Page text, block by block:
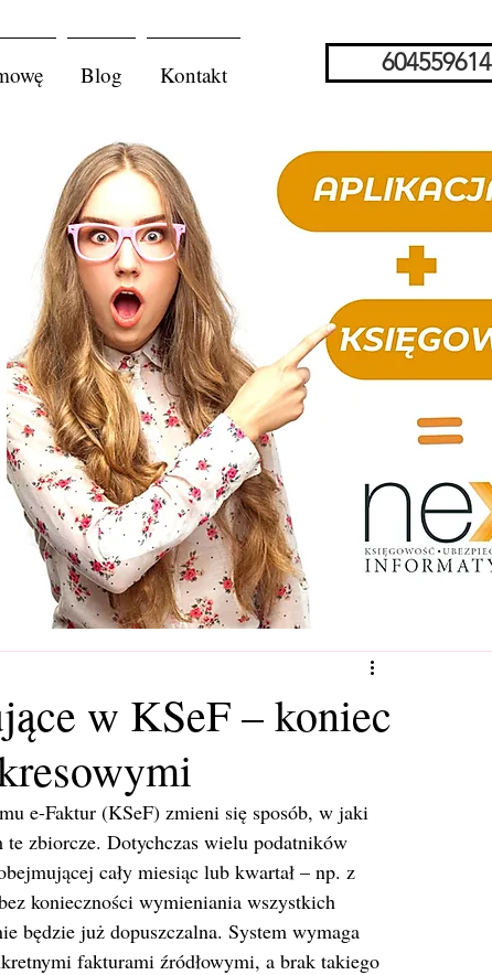
Blog Kontakt 604559614
w KSeF – koniec
e-Faktur (KSeF) zmieni się sposób, w jaki
zbiorcze. Dotychczas wielu podatników
cały miesiąc lub kwartał – np. z
konieczności wymieniania wszystkich
będzie już dopuszczalna. System wymaga
fakturami źródłowymi, a brak takiego